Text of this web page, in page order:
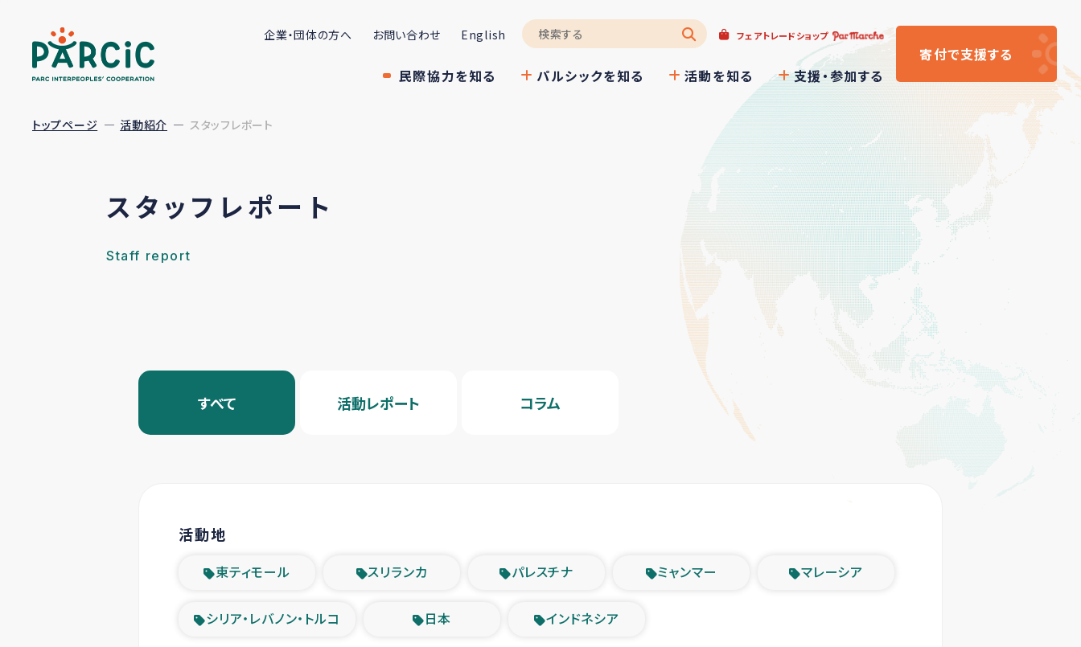
企業・団体の方へ お問い合わせ English フェアトレードショップ
民際協力を知る パルシックを知る 活動を知る 支援・参加する
寄付で支援する
トップページ 活動紹介 スタッフレポート
スタッフレポート
Staff report
すべて 活動レポート コラム
活動地
東ティモール スリランカ パレスチナ ミャンマー マレーシア
シリア・レバノン・トルコ 日本 インドネシア